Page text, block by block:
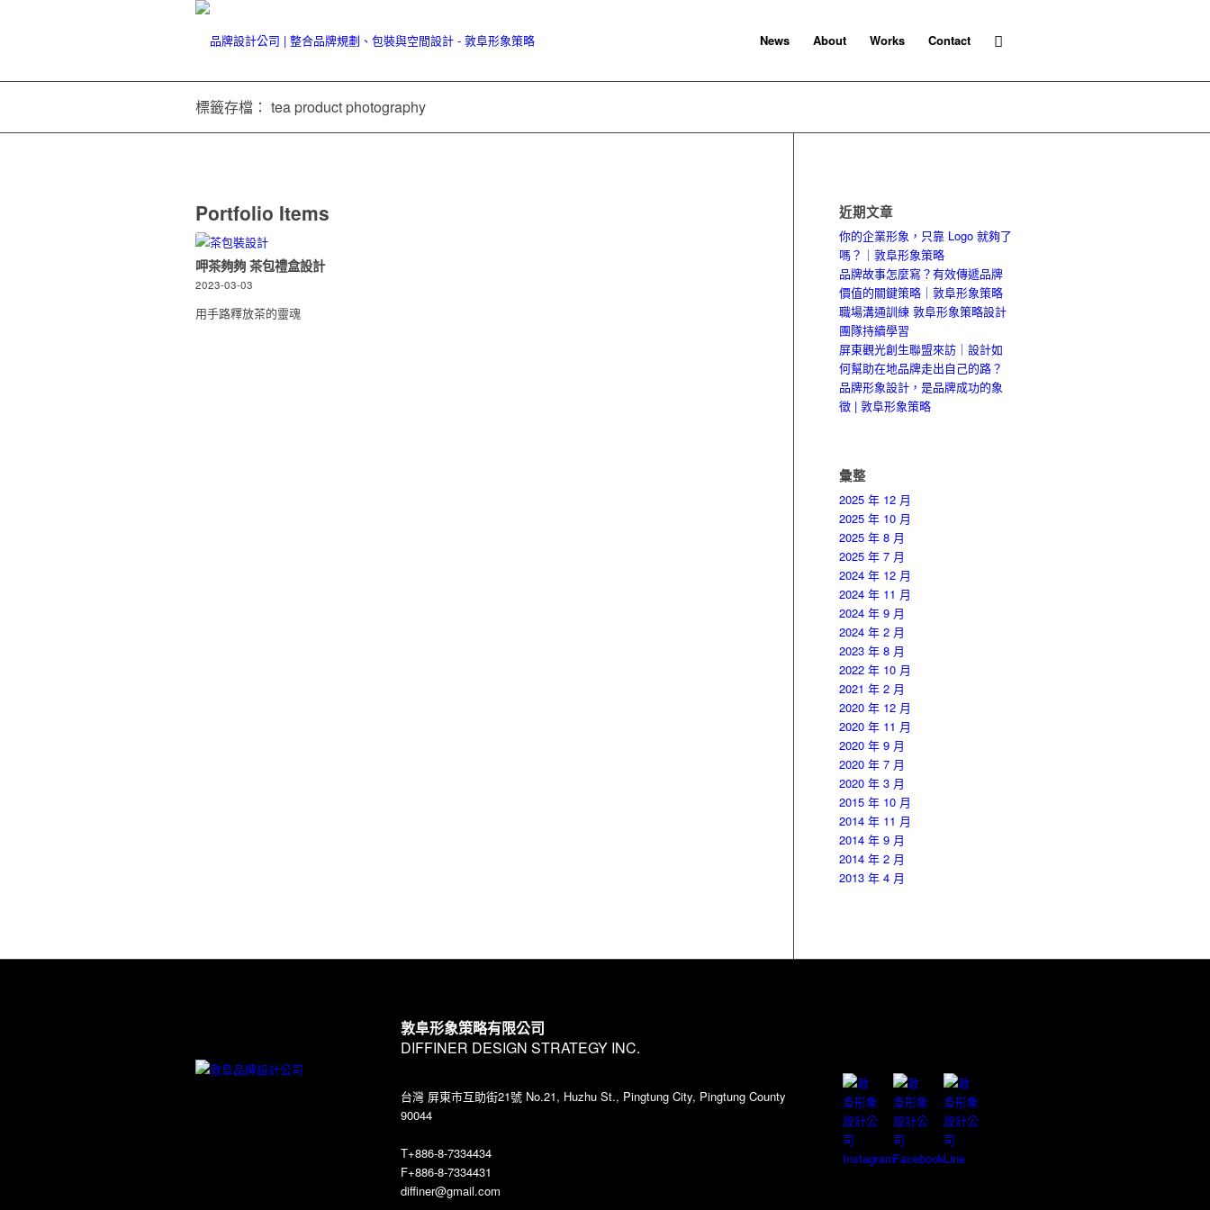
News About Works Contact
標籤存檔： tea product photography
Portfolio Items
呷茶夠夠 茶包禮盒設計
2023-03-03
用手路釋放茶的靈魂
近期文章
你的企業形象，只靠 Logo 就夠了
嗎？｜敦阜形象策略
品牌故事怎麼寫？有效傳遞品牌
價值的關鍵策略｜敦阜形象策略
職場溝通訓練 敦阜形象策略設計
團隊持續學習
屏東觀光創生聯盟來訪｜設計如
何幫助在地品牌走出自己的路？
品牌形象設計，是品牌成功的象
徵 | 敦阜形象策略
彙整
2025 年 12 月
2025 年 10 月
2025 年 8 月
2025 年 7 月
2024 年 12 月
2024 年 11 月
2024 年 9 月
2024 年 2 月
2023 年 8 月
2022 年 10 月
2021 年 2 月
2020 年 12 月
2020 年 11 月
2020 年 9 月
2020 年 7 月
2020 年 3 月
2015 年 10 月
2014 年 11 月
2014 年 9 月
2014 年 2 月
2013 年 4 月
敦阜形象策略有限公司
DIFFINER DESIGN STRATEGY INC.
台灣 屏東市互助街21號 No.21, Huzhu St., Pingtung City, Pingtung County
90044
T+886-8-7334434
F+886-8-7334431
diffiner@gmail.com